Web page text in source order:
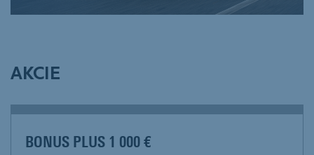
AKCIE
BONUS PLUS 1 000 €